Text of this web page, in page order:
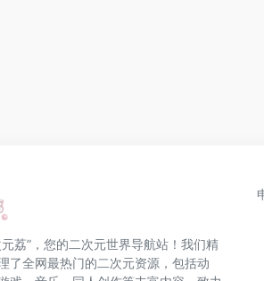
荔”，您的二次元世界导航站！我们精
了全网最热门的二次元资源，包括动